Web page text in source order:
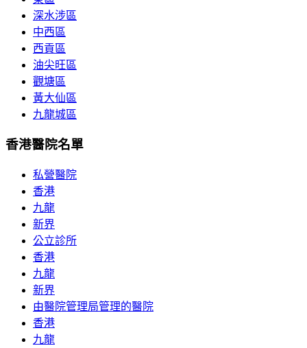
深水涉區
中西區
西貢區
油尖旺區
觀塘區
黃大仙區
九龍城區
香港醫院名單
私營醫院
香港
九龍
新界
公立診所
香港
九龍
新界
由醫院管理局管理的醫院
香港
九龍